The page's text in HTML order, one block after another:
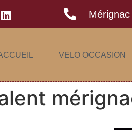
Mérignac
VELO OCCASION